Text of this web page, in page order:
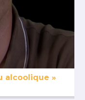
alcoolique »